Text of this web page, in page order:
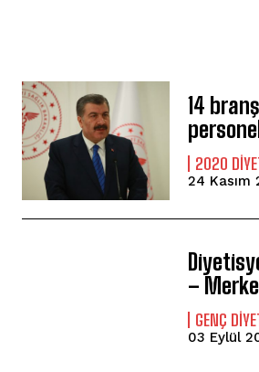
14
2020
24 Kasım
–
GENÇ
03 Eylül